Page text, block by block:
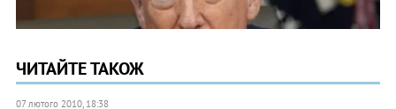
ЧИТАЙТЕ ТАКОЖ
07 лютого 2010, 18:38